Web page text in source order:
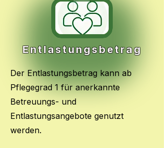
Entlastungsbetrag
Der Entlastungsbetrag kann ab
Pflegegrad 1 für anerkannte
Betreuungs- und
Entlastungsangebote genutzt
werden.